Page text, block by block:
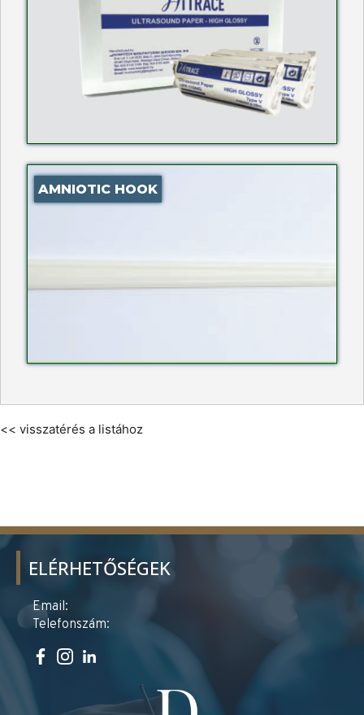
AMNIOTIC HOOK
<< visszatérés a listához
ELÉRHETŐSÉGEK
Email:
Telefonszám: